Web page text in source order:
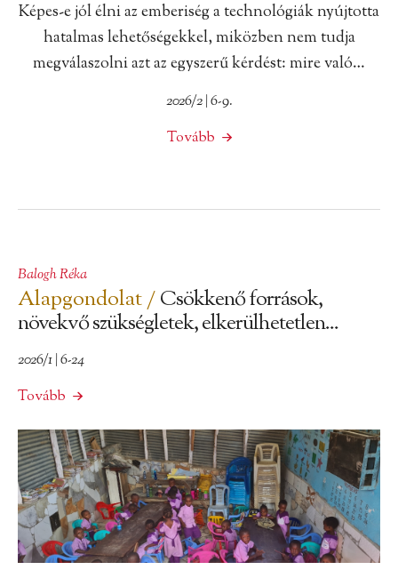
Képes-e jól élni az emberiség a technológiák nyújtotta
hatalmas lehetőségekkel, miközben nem tudja
megválaszolni azt az egyszerű kérdést: mire való…
2026/2 | 6-9.
Tovább
Balogh Réka
Alapgondolat /Csökkenő források,
növekvő szükségletek, elkerülhetetlen...
2026/1 | 6-24
Tovább